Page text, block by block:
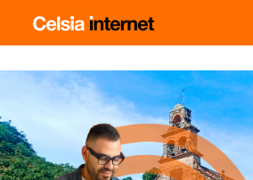
contenido